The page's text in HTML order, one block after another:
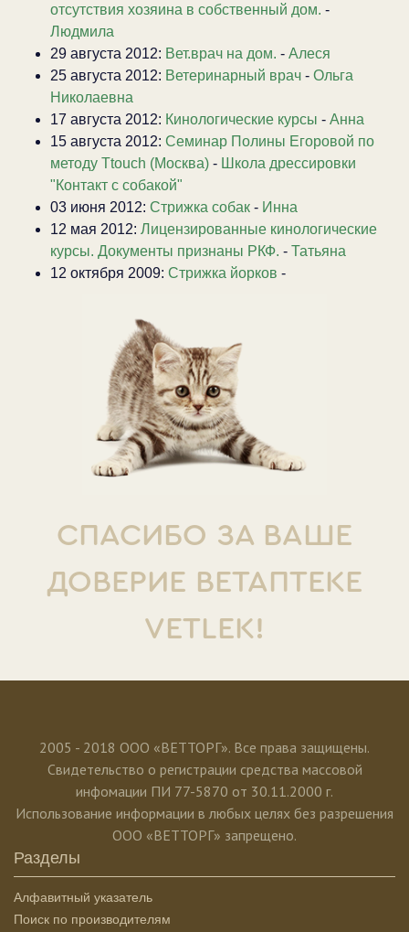
отсутствия хозяина в собственный дом. -
Людмила
29 августа 2012: Вет.врач на дом. - Алеся
25 августа 2012: Ветеринарный врач - Ольга
Николаевна
17 августа 2012: Кинологические курсы - Анна
15 августа 2012: Семинар Полины Егоровой по
методу Ttouch (Москва) - Школа дрессировки
"Контакт с собакой"
03 июня 2012: Стрижка собак - Инна
12 мая 2012: Лицензированные кинологические
курсы. Документы признаны РКФ. - Татьяна
12 октября 2009: Стрижка йорков -
СПАСИБО ЗА ВАШЕ
ДОВЕРИЕ ВЕТАПТЕКЕ
VETLEK!
2005 - 2018 ООО «ВЕТТОРГ». Все права защищены.
Свидетельство о регистрации средства массовой
инфомации ПИ 77-5870 от 30.11.2000 г.
Использование информации в любых целях без разрешения
ООО «ВЕТТОРГ» запрещено.
Разделы
Алфавитный указатель
Поиск по производителям